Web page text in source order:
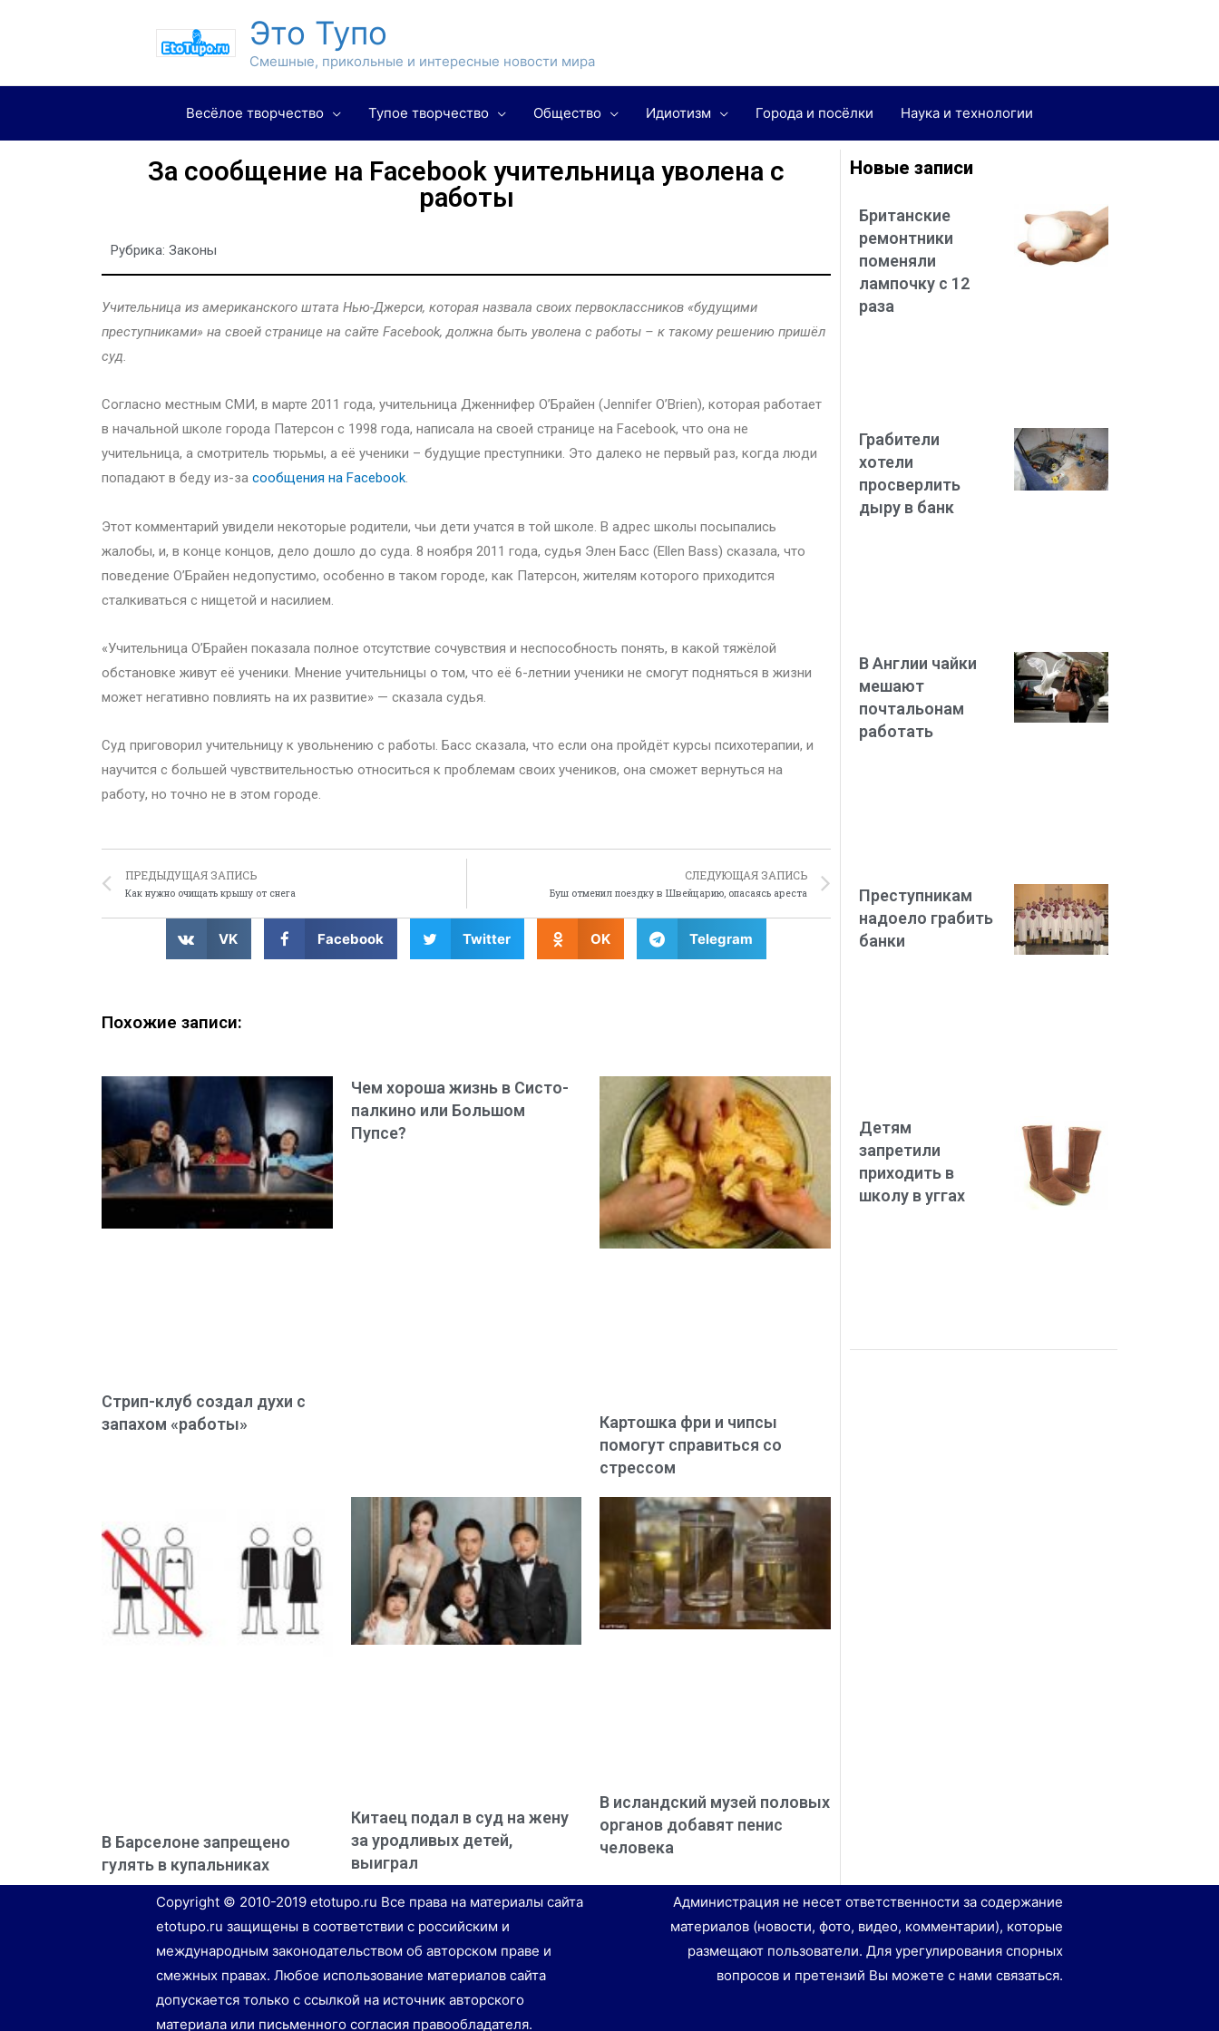
Это Тупо
Смешные, прикольные и интересные новости мира
Весёлое творчество Тупое творчество Общество Идиотизм Города и посёлки Наука и технологии
За сообщение на Facebook учительница уволена с
работы
Рубрика: Законы
Учительница из американского штата Нью-Джерси, которая назвала своих первоклассников «будущими
преступниками» на своей странице на сайте Facebook, должна быть уволена с работы – к такому решению пришёл
суд.
Согласно местным СМИ, в марте 2011 года, учительница Дженнифер О’Брайен (Jennifer O’Brien), которая работает
в начальной школе города Патерсон с 1998 года, написала на своей странице на Facebook, что она не
учительница, а смотритель тюрьмы, а её ученики – будущие преступники. Это далеко не первый раз, когда люди
попадают в беду из-за сообщения на Facebook.
Этот комментарий увидели некоторые родители, чьи дети учатся в той школе. В адрес школы посыпались
жалобы, и, в конце концов, дело дошло до суда. 8 ноября 2011 года, судья Элен Басс (Ellen Bass) сказала, что
поведение О’Брайен недопустимо, особенно в таком городе, как Патерсон, жителям которого приходится
сталкиваться с нищетой и насилием.
«Учительница О’Брайен показала полное отсутствие сочувствия и неспособность понять, в какой тяжёлой
обстановке живут её ученики. Мнение учительницы о том, что её 6-летнии ученики не смогут подняться в жизни
может негативно повлиять на их развитие» — сказала судья.
Суд приговорил учительницу к увольнению с работы. Басс сказала, что если она пройдёт курсы психотерапии, и
научится с большей чувствительностью относиться к проблемам своих учеников, она сможет вернуться на
работу, но точно не в этом городе.
ПРЕДЫДУЩАЯ ЗАПИСЬ
Как нужно очищать крышу от снега
СЛЕДУЮЩАЯ ЗАПИСЬ
Буш отменил поездку в Швейцарию, опасаясь ареста
VK Facebook Twitter OK Telegram
Похожие записи:
Стрип-клуб создал духи с
запахом «работы»
Чем хороша жизнь в Систо-
палкино или Большом
Пупсе?
Картошка фри и чипсы
помогут справиться со
стрессом
В Барселоне запрещено
гулять в купальниках
Китаец подал в суд на жену
за уродливых детей,
выиграл
В исландский музей половых
органов добавят пенис
человека
Новые записи
Британские
ремонтники
поменяли
лампочку с 12
раза
Грабители
хотели
просверлить
дыру в банк
В Англии чайки
мешают
почтальонам
работать
Преступникам
надоело грабить
банки
Детям
запретили
приходить в
школу в уггах
Copyright © 2010-2019 etotupo.ru Все права на материалы сайта
etotupo.ru защищены в соответствии с российским и
международным законодательством об авторском праве и
смежных правах. Любое использование материалов сайта
допускается только с ссылкой на источник авторского
материала или письменного согласия правообладателя.
Администрация не несет ответственности за содержание
материалов (новости, фото, видео, комментарии), которые
размещают пользователи. Для урегулирования спорных
вопросов и претензий Вы можете с нами связаться.